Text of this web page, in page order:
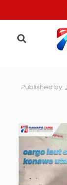
Published by